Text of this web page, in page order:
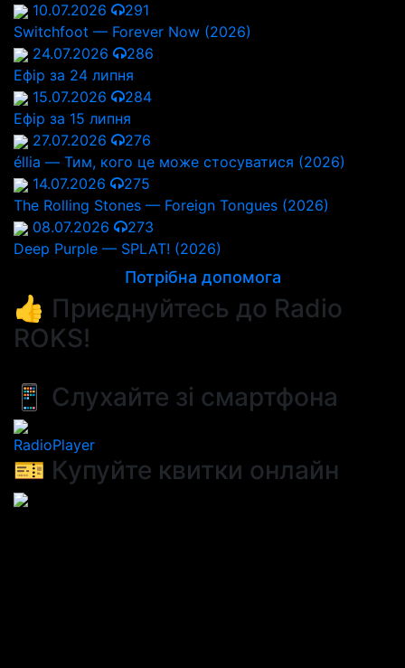
10.07.2026
291
Switchfoot — Forever Now (2026)
24.07.2026
286
Ефір за 24 липня
15.07.2026
284
Ефір за 15 липня
27.07.2026
276
éllia — Тим, кого це може стосуватися (2026)
14.07.2026
275
The Rolling Stones — Foreign Tongues (2026)
08.07.2026
273
Deep Purple — SPLAT! (2026)
Потрібна допомога
👍 Приєднуйтесь до Radio
ROKS!
📱 Слухайте зі смартфона
RadioPlayer
🎫 Купуйте квитки онлайн